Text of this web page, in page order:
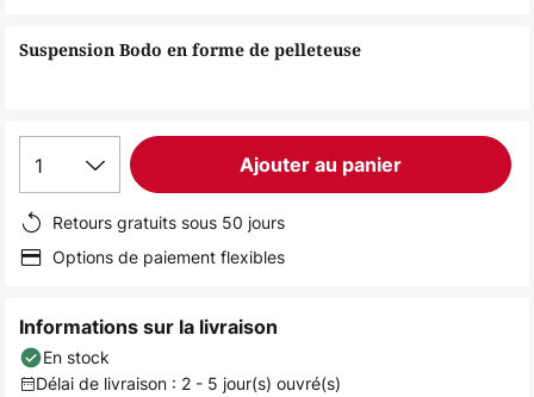
of
gallery
Suspension Bodo en forme de pelleteuse
1 Ajouter au panier
Retours gratuits sous 50 jours
Options de paiement flexibles
Informations sur la livraison
En stock
Délai de livraison : 2 - 5 jour(s) ouvré(s)